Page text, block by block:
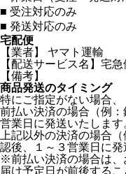
■ 受注対応のみ
■ 発送対応のみ
宅配便
【業者】 ヤマト運輸
【配送サービス名】宅急
【備考】
商品発送のタイミング
特にご指定がない場合、
前払い決済の場合（例
営業日に発送いたします
上記以外の決済の場合
認後、１～３営業日に発
※前払い決済の場合は、
届け予定日が前後するこ